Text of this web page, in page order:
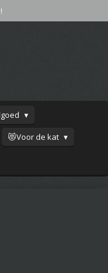
😻Voor de kat